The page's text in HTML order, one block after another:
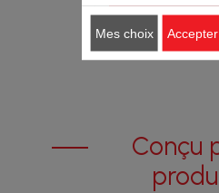
Conçu
Mes choix